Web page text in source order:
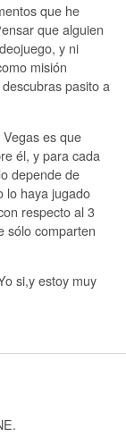
que he
que alguien
y ni
misión
pasito a
es que
él, y para cada
depende de
lo haya jugado
respecto al 3
sólo comparten
si,y estoy muy